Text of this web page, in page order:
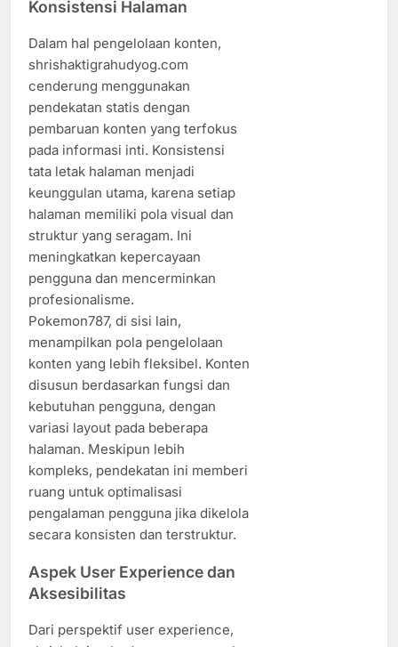
Konsistensi Halaman
Dalam hal pengelolaan konten,
shrishaktigrahudyog.com
cenderung menggunakan
pendekatan statis dengan
pembaruan konten yang terfokus
pada informasi inti. Konsistensi
tata letak halaman menjadi
keunggulan utama, karena setiap
halaman memiliki pola visual dan
struktur yang seragam. Ini
meningkatkan kepercayaan
pengguna dan mencerminkan
profesionalisme.
Pokemon787, di sisi lain,
menampilkan pola pengelolaan
konten yang lebih fleksibel. Konten
disusun berdasarkan fungsi dan
kebutuhan pengguna, dengan
variasi layout pada beberapa
halaman. Meskipun lebih
kompleks, pendekatan ini memberi
ruang untuk optimalisasi
pengalaman pengguna jika dikelola
secara konsisten dan terstruktur.
Aspek User Experience dan
Aksesibilitas
Dari perspektif user experience,